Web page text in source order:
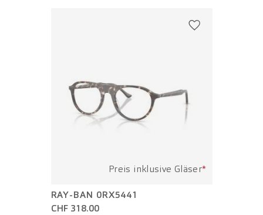
Preis inklusive Gläser*
RAY-BAN 0RX5441
CHF 318.00